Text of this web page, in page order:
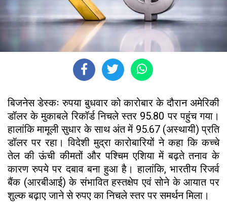
बिजनेस डेस्कः रुपया बुधवार को कारोबार के दौरान अमेरिकी
डॉलर के मुकाबले रिकॉर्ड निचले स्तर 95.80 पर पहुंच गया।
हालांकि मामूली सुधार के साथ अंत में 95.67 (अस्थायी) प्रति
डॉलर पर रहा। विदेशी मुद्रा कारोबारियों ने कहा कि कच्चे
तेल की ऊंची कीमतों और पश्चिम एशिया में बढ़ते तनाव के
कारण रुपये पर दबाव बना हुआ है। हालांकि, भारतीय रिजर्व
बैंक (आरबीआई) के संभावित हस्तक्षेप एवं सोने के आयात पर
शुल्क बढ़ाए जाने से रुपए का निचले स्तर पर समर्थन मिला।